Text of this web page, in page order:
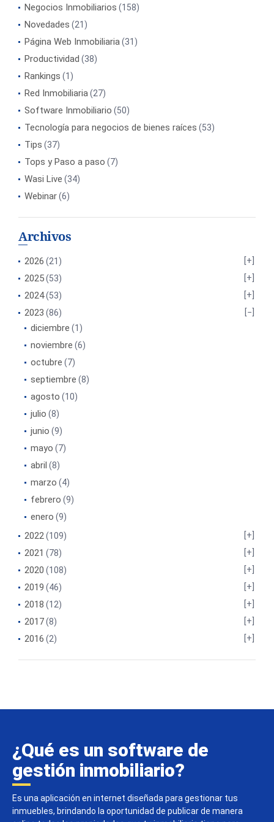
Negocios Inmobiliarios (158)
Novedades (21)
Página Web Inmobiliaria(31)
Productividad (38)
Rankings (1)
Red Inmobiliaria(27)
Software Inmobiliario (50)
Tecnología para negocios de bienes raíces (53)
Tips (37)
Tops y Paso a paso (7)
Wasi Live (34)
Webinar(6)
Archivos
2026 (21)
2025(53)
2024(53)
2023 (86)
diciembre (1)
noviembre (6)
octubre (7)
septiembre (8)
agosto (10)
julio (8)
junio (9)
mayo (7)
abril (8)
marzo (4)
febrero (9)
enero (9)
2022(109)
2021 (78)
2020 (108)
2019 (46)
2018 (12)
2017(8)
2016 (2)
¿Qué es un software de
gestión inmobiliario?
Es una aplicación en internet diseñada para gestionar tus
inmuebles, brindando la oportunidad de publicar de manera